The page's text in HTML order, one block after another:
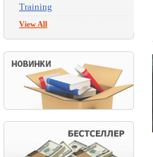
Training
View All